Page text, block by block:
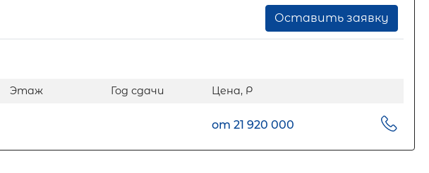
Оставить заявку
Этаж Год сдачи Цена, Р
от 21 920 000